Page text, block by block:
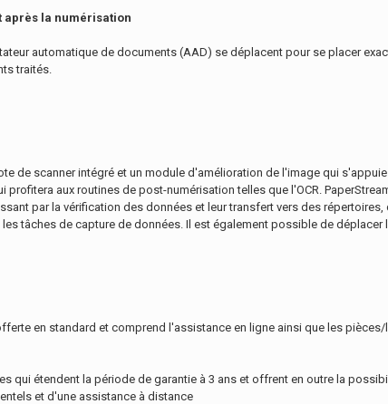
après la numérisation
automatique de documents (AAD) se déplacent pour se placer
traités.
de scanner intégré et un module d'amélioration de l'image qui
profitera aux routines de post-numérisation telles que l'OCR.
par la vérification des données et leur transfert vers des
tâches de capture de données. Il est également possible de
en standard et comprend l'assistance en ligne ainsi que les
qui étendent la période de garantie à 3 ans et offrent en outre la
et d'une assistance à distance